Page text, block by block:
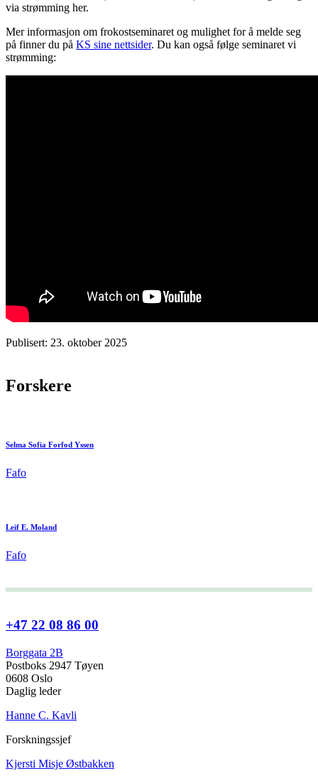
via strømming her.
Mer informasjon om frokostseminaret og mulighet for å melde seg
på finner du på KS sine nettsider. Du kan også følge seminaret vi
strømming:
Publisert: 23. oktober 2025
Forskere
Selma Sofia Forfod Yssen
Fafo
Leif E. Moland
Fafo
+47 22 08 86 00
Borggata 2B
Postboks 2947 Tøyen
0608 Oslo
Daglig leder
Hanne C. Kavli
Forskningssjef
Kjersti Misje Østbakken